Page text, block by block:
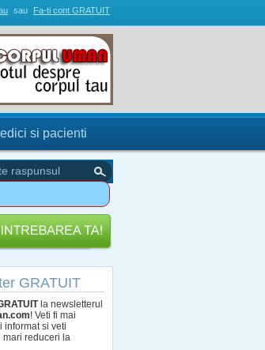
sau Fa-ti cont GRATUIT
si pacienti
GRATUIT
la newsletterul
! Veti fi mai
informat si veti
mari reduceri la